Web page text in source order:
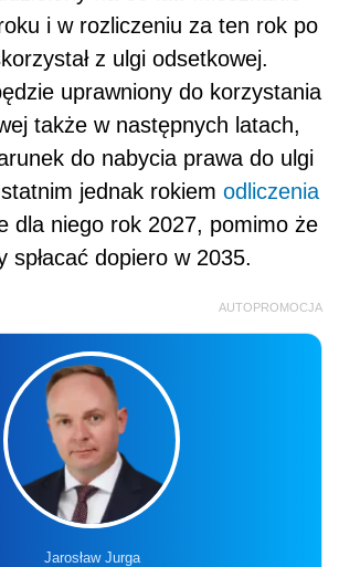
i w rozliczeniu za ten rok po
z ulgi odsetkowej.
uprawniony do korzystania
także w następnych latach,
do nabycia prawa do ulgi
jednak rokiem odliczenia
dla niego rok 2027, pomimo że
spłacać dopiero w 2035.
AUTOPROMOCJA
Jarosław Jurga